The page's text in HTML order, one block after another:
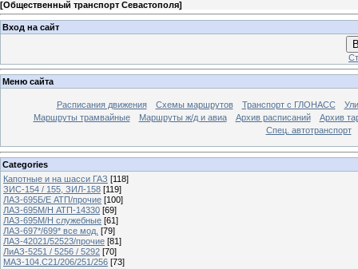
[Общественный транспорт Севастополя]
Вход на сайт
Меню сайта
Расписания движения Схемы маршрутов Транспорт с ГЛОНАСС
Маршруты трамвайные
Маршруты ж/д и авиа Архив расписаний
Архив
Спец. автотранспорт
Categories
Капотные и на шасси ГАЗ [118]
ЗИС-154 / 155, ЗИЛ-158 [119]
ЛАЗ-695Б/Е АТП/прочие [100]
ЛАЗ-695М/Н АТП-14330 [69]
ЛАЗ-695М/Н служебные [61]
ЛАЗ-697*/699* все мод. [79]
ЛАЗ-42021/52523/прочие [81]
ЛиАЗ-5251 / 5256 / 5292 [70]
МАЗ-104.C21/206/251/256 [73]